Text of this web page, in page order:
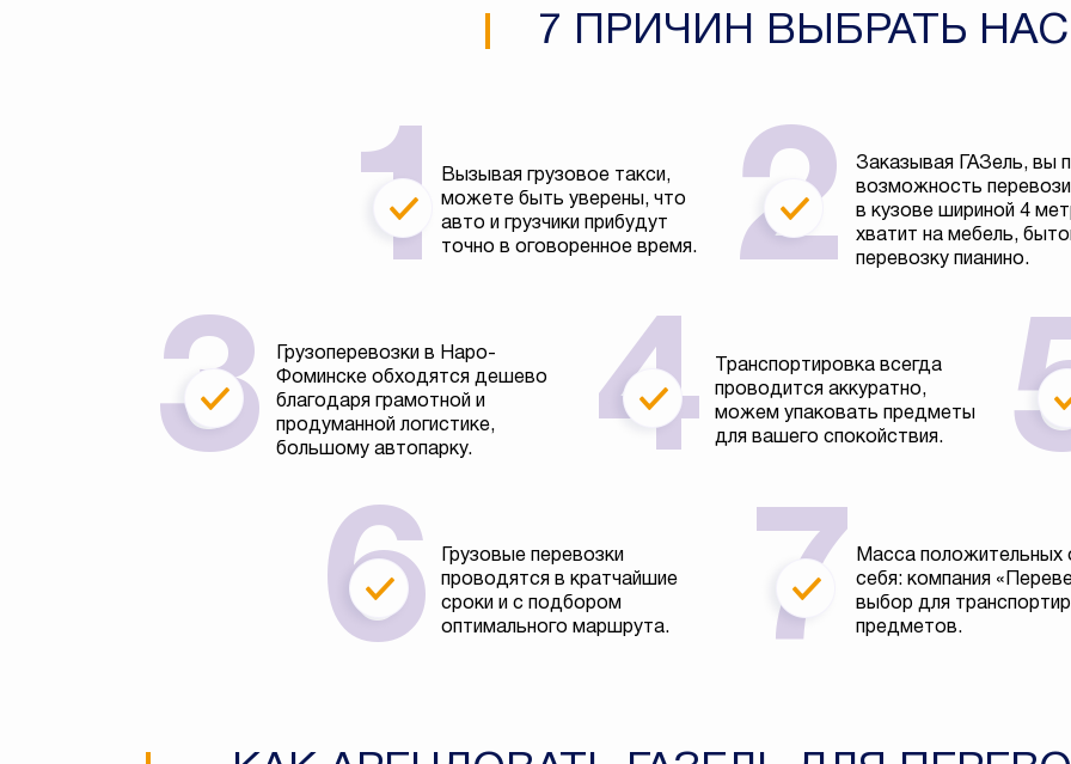
7 ПРИЧИН ВЫБРАТЬ НАС
Вызывая грузовое такси,
можете быть уверены, что
авто и грузчики прибудут
точно в оговоренное время.
Заказывая ГАЗель, вы
возможность
в кузове шириной 4
хватит на мебель,
перевозку пианино.
Грузоперевозки в Наро-
Фоминске обходятся дешево
благодаря грамотной и
продуманной логистике,
большому автопарку.
Транспортировка всегда
проводится аккуратно,
можем упаковать предметы
для вашего спокойствия.
Грузовые перевозки
проводятся в кратчайшие
сроки и с подбором
оптимального маршрута.
Масса положительных
себя: компания
выбор для
предметов.